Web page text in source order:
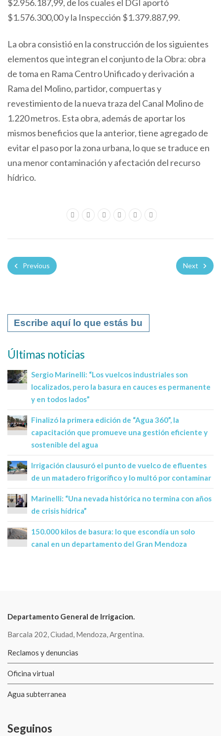
$2.956.187,99, de los cuales el DGI aportó
$1.576.300,00 y la Inspección $1.379.887,99.
La obra consistió en la construcción de los siguientes
elementos que integran el conjunto de la Obra: obra
de toma en Rama Centro Unificado y derivación a
Rama del Molino, partidor, compuertas y
revestimiento de la nueva traza del Canal Molino de
1.220 metros. Esta obra, además de aportar los
mismos beneficios que la anterior, tiene agregado de
evitar el paso por la zona urbana, lo que se traduce en
una menor contaminación y afectación del recurso
hídrico.
Previous Next
Últimas noticias
Sergio Marinelli: “Los vuelcos industriales son
localizados, pero la basura en cauces es permanente
y en todos lados”
Finalizó la primera edición de “Agua 360”, la
capacitación que promueve una gestión eficiente y
sostenible del agua
Irrigación clausuró el punto de vuelco de efluentes
de un matadero frigorífico y lo multó por contaminar
Marinelli: “Una nevada histórica no termina con años
de crisis hídrica”
150.000 kilos de basura: lo que escondía un solo
canal en un departamento del Gran Mendoza
Departamento General de Irrigacion.
Barcala 202, Ciudad, Mendoza, Argentina.
Reclamos y denuncias
Oficina virtual
Agua subterranea
Seguinos